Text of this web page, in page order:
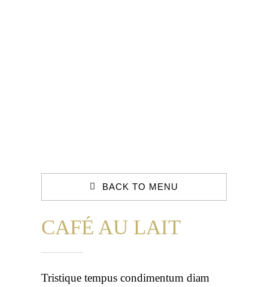
BACK TO MENU
CAFÉ AU LAIT
Tristique tempus condimentum diam